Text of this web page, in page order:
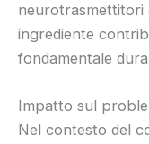
neurotrasmettitori
ingrediente
fondamentale
Impatto sul
Nel contesto del